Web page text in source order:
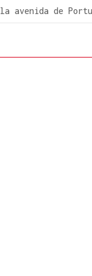
avenida de